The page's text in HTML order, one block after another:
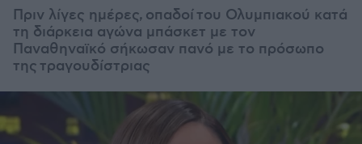
Πριν λίγες ημέρες, οπαδοίτου Ολυμπιακού κατά
τη διάρκεια αγώνα μπάσκετ με τον
Παναθηναϊκό σήκωσαν πανό με το πρόσωπο
της τραγουδίστριας